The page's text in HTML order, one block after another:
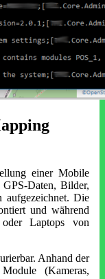
einer Mobile
Daten, Bilder,
aufgezeichnet. Die
und während
Laptops von
Anhand der
(Kameras,